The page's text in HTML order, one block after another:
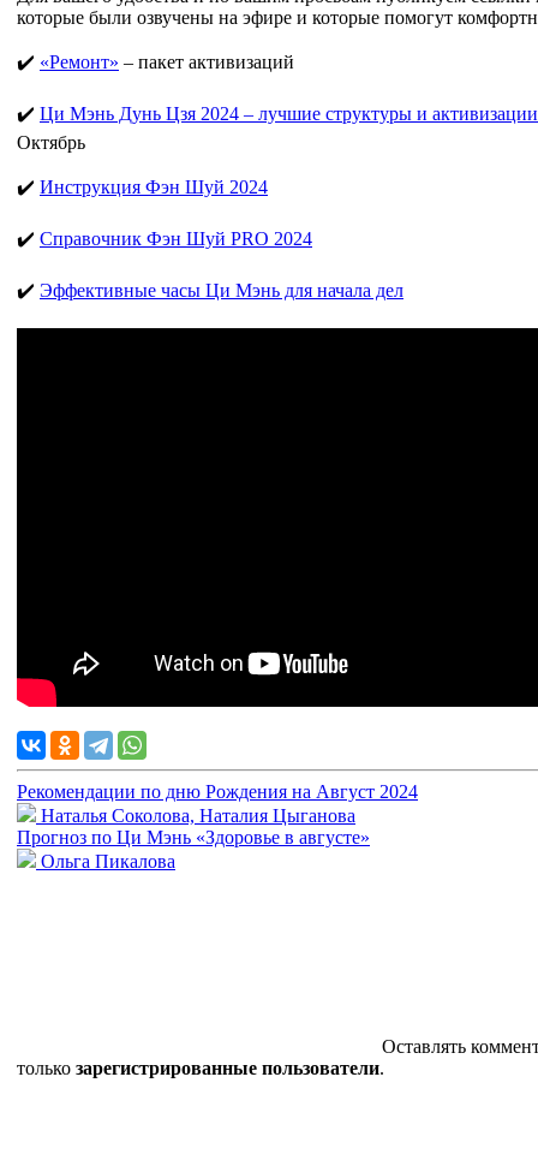
которые были озвучены на эфире и которые помогут
✔️ «Ремонт» – пакет активизаций
✔️ Ци Мэнь Дунь Цзя 2024 – лучшие структуры и активизации
Октябрь
✔️ Инструкция Фэн Шуй 2024
✔️ Справочник Фэн Шуй PRO 2024
✔️ Эффективные часы Ци Мэнь для начала дел
Рекомендации по дню Рождения на Август 2024
Наталья Соколова, Наталия Цыганова
Прогноз по Ци Мэнь «Здоровье в августе»
Ольга Пикалова
Оставлять
только зарегистрированные пользователи.